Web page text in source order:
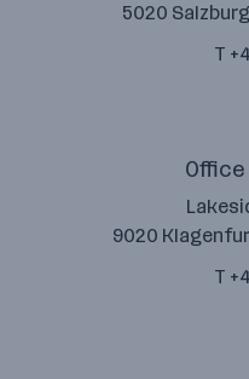
5020 Salzburg
T
9020
T